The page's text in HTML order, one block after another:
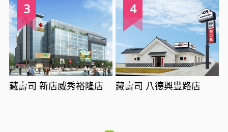
3
藏壽司 新店威秀裕隆店
4
藏壽司 八德興豐路店